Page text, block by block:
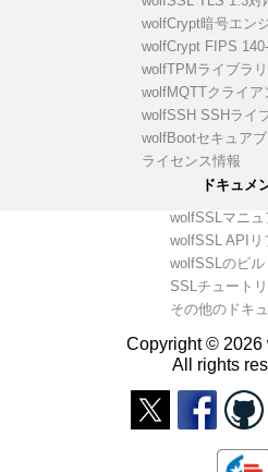
wolfCrypt暗号エン
wolfCrypt FIPS
wolfTPMライブラリ
wolfMQTTクライア
wolfSSH SSHライ
wolfBootセキュア
ライセンス情報
ドキュメ
wolfSSLマニュ
wolfSSL APIリ
wolfSSLのビル
SSLチュート
その他のドキ
Copyright © 2026
All rights